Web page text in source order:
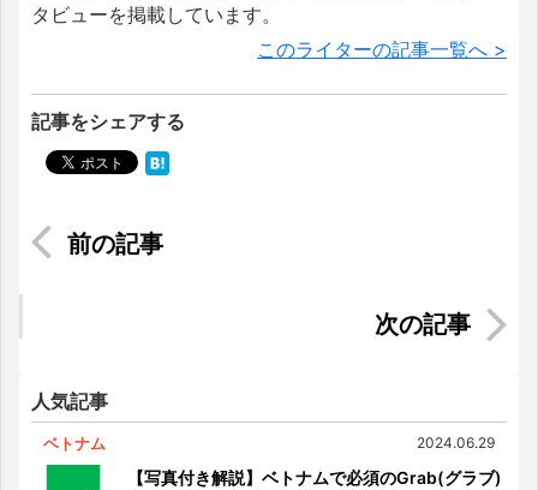
タビューを掲載しています。
このライターの記事一覧へ >
記事をシェアする
ベトナムの伝統行事『中秋節』に欠かせない「月
ベトナムでの薬を購入する方法とおすすめの薬局
人気記事
ベトナム 2024.06.29
【写真付き解説】ベトナムで必須のGrab(グラブ)